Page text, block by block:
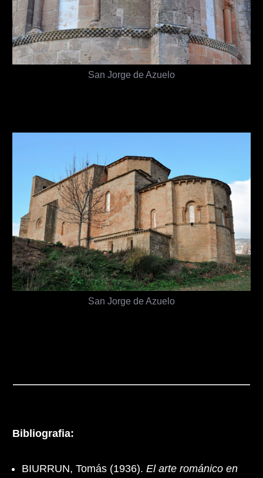
San Jorge de Azuelo
San Jorge de Azuelo
Bibliografia:
BIURRUN, Tomás (1936). El arte románico en